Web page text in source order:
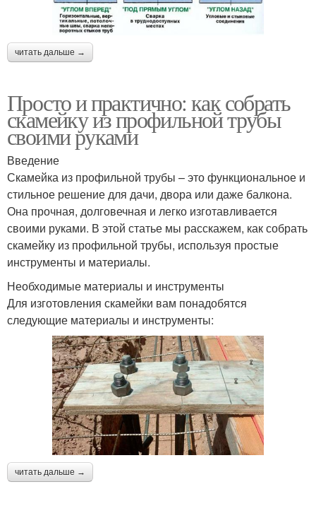
читать дальше →
Просто и практично: как собрать
скамейку из профильной трубы
своими руками
Введение
Скамейка из профильной трубы – это функциональное и
стильное решение для дачи, двора или даже балкона.
Она прочная, долговечная и легко изготавливается
своими руками. В этой статье мы расскажем, как собрать
скамейку из профильной трубы, используя простые
инструменты и материалы.
Необходимые материалы и инструменты
Для изготовления скамейки вам понадобятся
следующие материалы и инструменты:
читать дальше →